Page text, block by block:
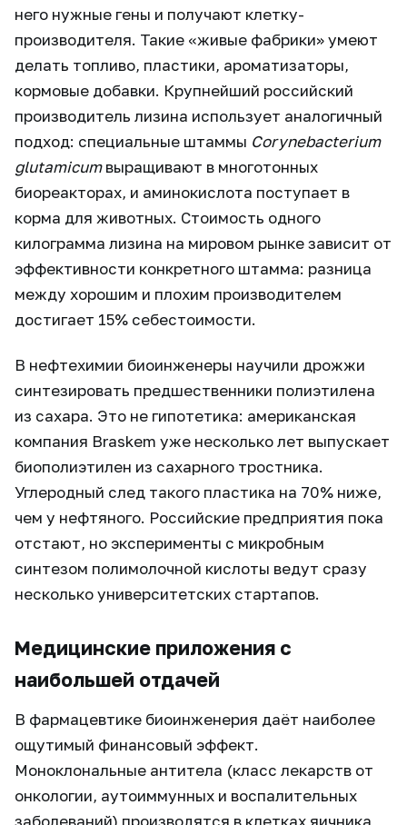
него нужные гены и получают клетку-
производителя. Такие «живые фабрики» умеют
делать топливо, пластики, ароматизаторы,
кормовые добавки. Крупнейший российский
производитель лизина использует аналогичный
подход: специальные штаммы Corynebacterium
glutamicumвыращивают в многотонных
биореакторах, и аминокислота поступает в
корма для животных. Стоимость одного
килограмма лизина на мировом рынке зависит от
эффективности конкретного штамма: разница
между хорошим и плохим производителем
достигает 15% себестоимости.
В нефтехимии биоинженеры научили дрожжи
синтезировать предшественники полиэтилена
из сахара. Это не гипотетика: американская
компания Braskem уже несколько лет выпускает
биополиэтилен из сахарного тростника.
Углеродный след такого пластика на 70% ниже,
чем у нефтяного. Российские предприятия пока
отстают, но эксперименты с микробным
синтезом полимолочной кислоты ведут сразу
несколько университетских стартапов.
Медицинские приложения с
наибольшей отдачей
В фармацевтике биоинженерия даёт наиболее
ощутимый финансовый эффект.
Моноклональные антитела (класс лекарств от
онкологии, аутоиммунных и воспалительных